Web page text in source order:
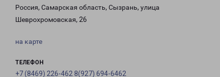
Россия, Самарская область, Сызрань, улица
Шеврохромовская, 26
на карте
ТЕЛЕФОН
+7 (8469) 226-462 8(927) 694-6462